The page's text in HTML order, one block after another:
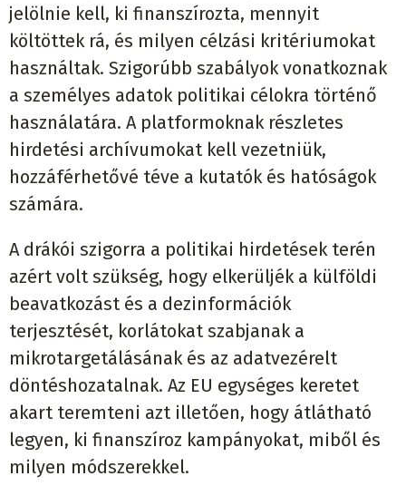
jelölnie kell, ki finanszírozta, mennyit
költöttek rá, és milyen célzási kritériumokat
használtak. Szigorúbb szabályok vonatkoznak
a személyes adatok politikai célokra történő
használatára. A platformoknak részletes
hirdetési archívumokat kell vezetniük,
hozzáférhetővé téve a kutatók és hatóságok
számára.
A drákói szigorra a politikai hirdetések terén
azért volt szükség, hogy elkerüljék a külföldi
beavatkozást és a dezinformációk
terjesztését, korlátokat szabjanak a
mikrotargetálásának és az adatvezérelt
döntéshozatalnak. Az EU egységes keretet
akart teremteni azt illetően, hogy átlátható
legyen, ki finanszíroz kampányokat, miből és
milyen módszerekkel.